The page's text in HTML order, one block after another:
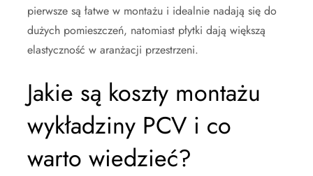
pierwsze są łatwe w montażu i idealnie nadają się do
dużych pomieszczeń, natomiast płytki dają większą
elastyczność w aranżacji przestrzeni.
Jakie są koszty montażu
wykładziny PCV i co
warto wiedzieć?